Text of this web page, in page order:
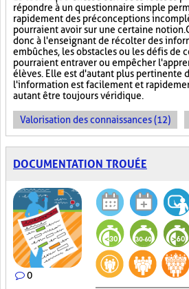
répondre à un questionnaire simple
rapidement des préconceptions
pourraient avoir sur une certaine
donc à l'enseignant de récolter des
embûches, les obstacles ou les défis de
pourraient entraver ou empêcher
élèves. Elle est d'autant plus pertinente
l'information est facilement et
autant être toujours véridique.
Valorisation des connaissances (12)
DOCUMENTATION TROUÉE
0